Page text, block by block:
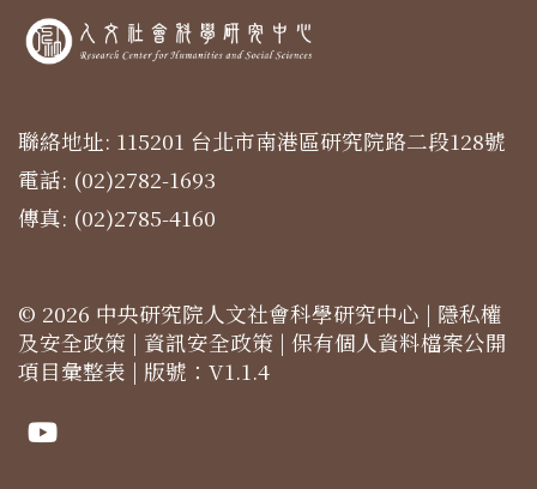
聯絡地址: 115201 台北市南港區研究院路二段128號
電話: (02)2782-1693
傳真: (02)2785-4160
© 2026 中央研究院人文社會科學研究中心 | 隱私權
及安全政策 | 資訊安全政策 | 保有個人資料檔案公開
項目彙整表 | 版號：V1.1.4
Youtube